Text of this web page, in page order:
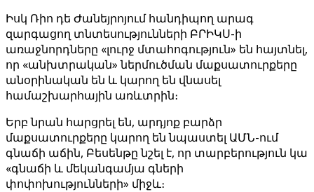
Իսկ Ռիո դե Ժանեյրոյում հանդիպող արագ
զարգացող տնտեսությունների ԲՐԻԿՍ-ի
առաջնորդները «լուրջ մտահոգություն» են հայտնել,
որ «անխտրական» ներմուծման մաքսատուրքերը
անօրինական են և կարող են վնասել
համաշխարհային առևտրին։
Երբ նրան հարցրել են, արդյոք բարձր
մաքսատուրքերը կարող են նպաստել ԱՄՆ-ում
գնաճի աճին, Բեսենթը նշել է, որ տարբերություն կա
«գնաճի և մեկանգամյա գների
փոփոխությունների» միջև։